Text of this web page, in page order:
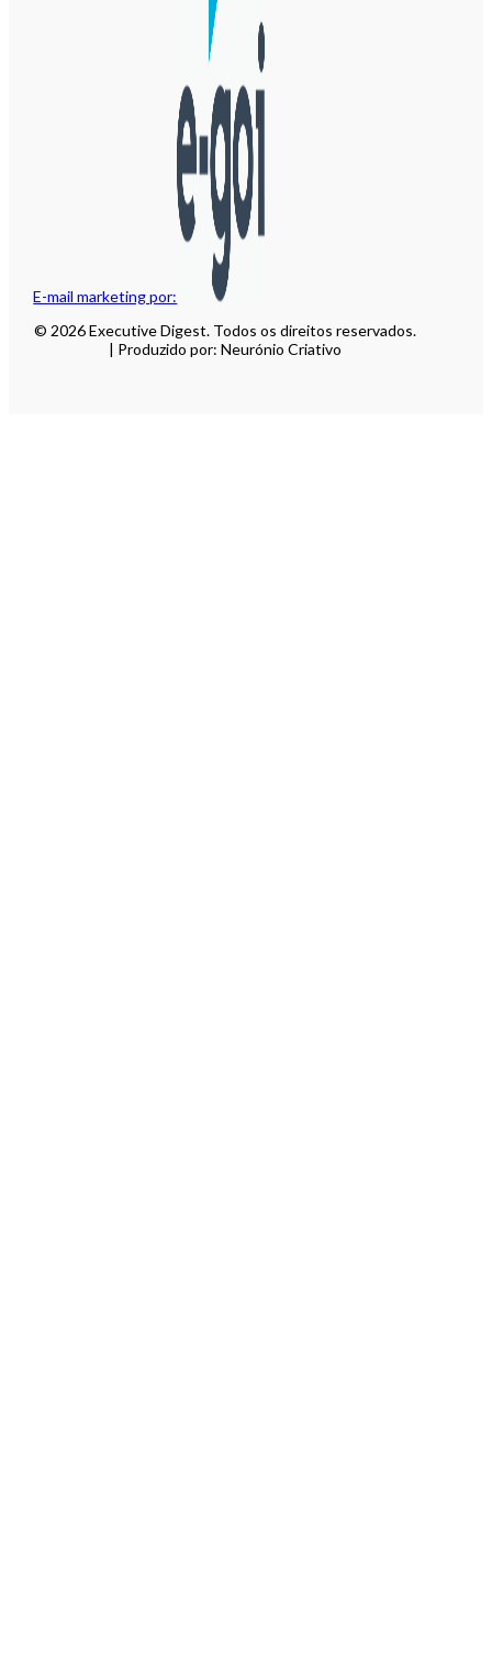
E-mail marketing por:
© 2026 Executive Digest. Todos os direitos reservados.
| Produzido por: Neurónio Criativo